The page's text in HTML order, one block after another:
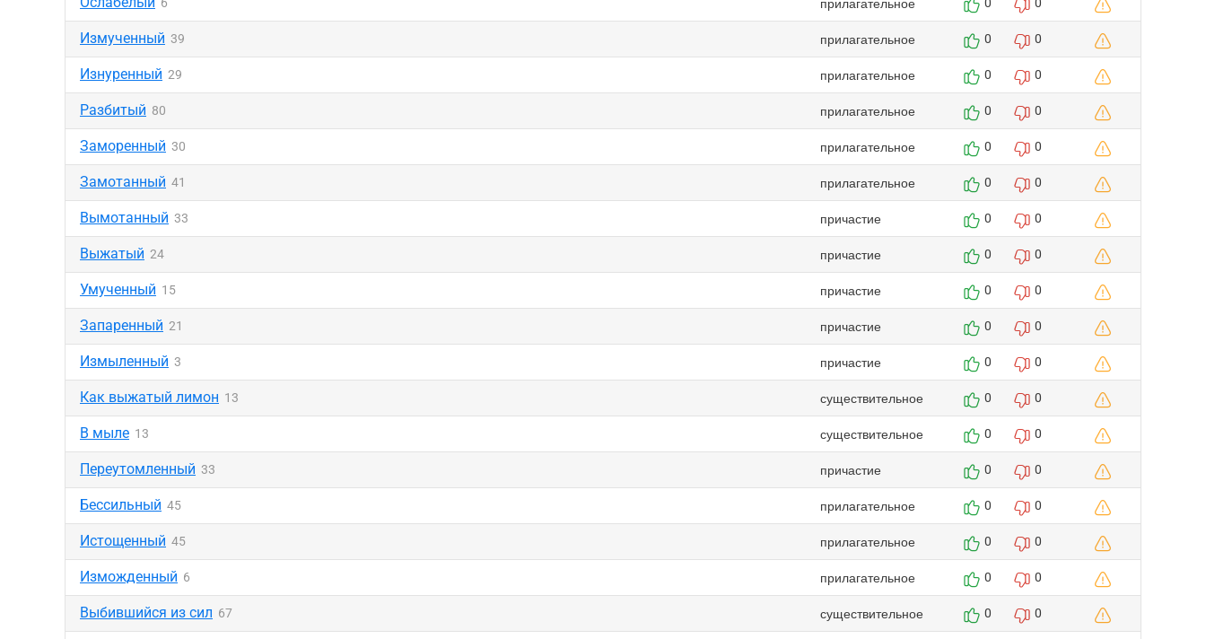
Измученный 39 прилагательное 0 0
Изнуренный 29 прилагательное 0 0
Разбитый 80 прилагательное 0 0
Заморенный 30 прилагательное 0 0
Замотанный 41 прилагательное 0 0
Вымотанный 33 причастие 0 0
Выжатый 24 причастие 0 0
Умученный 15 причастие 0 0
Запаренный 21 причастие 0 0
Измыленный 3 причастие 0 0
Как выжатый лимон 13 существительное 0 0
В мыле 13 существительное 0 0
Переутомленный 33 причастие 0 0
Бессильный 45 прилагательное 0 0
Истощенный 45 прилагательное 0 0
Изможденный 6 прилагательное 0 0
Выбившийся из сил 67 существительное 0 0